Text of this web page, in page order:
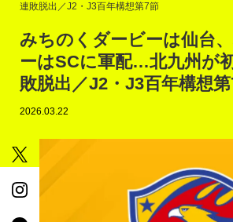
連敗脱出／J2・J3百年構想第7節
みちのくダービーは仙台
ーはSCに軍配…北九州が
敗脱出／J2・J3百年構想
2026.03.22